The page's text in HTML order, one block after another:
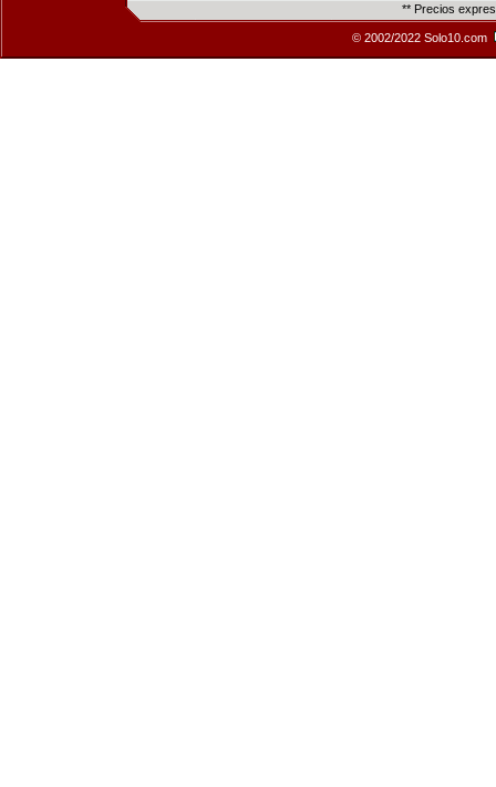
** Precios
© 2002/2022 Solo10.com